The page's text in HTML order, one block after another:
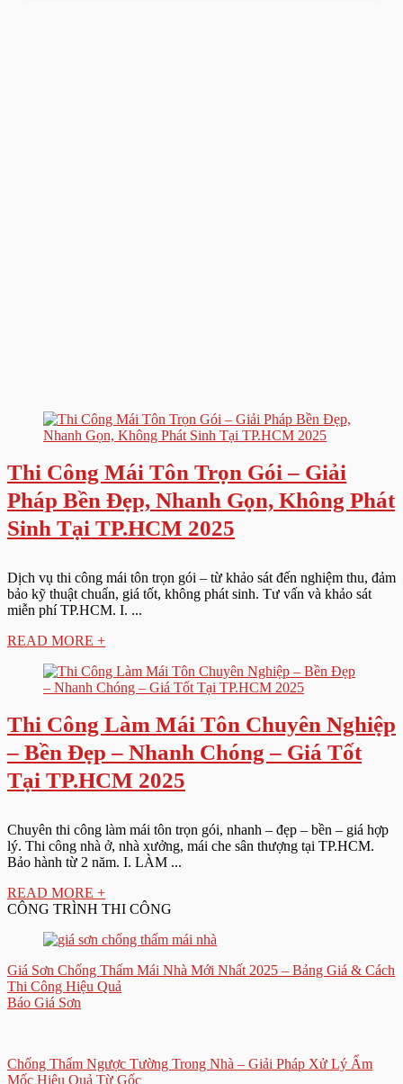
Thi Công Mái Tôn Trọn Gói – Giải
Pháp Bền Đẹp, Nhanh Gọn, Không Phát
Sinh Tại TP.HCM 2025
Dịch vụ thi công mái tôn trọn gói – từ khảo sát đến nghiệm thu, đảm
bảo kỹ thuật chuẩn, giá tốt, không phát sinh. Tư vấn và khảo sát
miễn phí TP.HCM. I. ...
READ MORE +
Thi Công Làm Mái Tôn Chuyên Nghiệp
– Bền Đẹp – Nhanh Chóng – Giá Tốt
Tại TP.HCM 2025
Chuyên thi công làm mái tôn trọn gói, nhanh – đẹp – bền – giá hợp
lý. Thi công nhà ở, nhà xưởng, mái che sân thượng tại TP.HCM.
Bảo hành từ 2 năm. I. LÀM ...
READ MORE +
CÔNG TRÌNH THI CÔNG
Giá Sơn Chống Thấm Mái Nhà Mới Nhất 2025 – Bảng Giá & Cách
Thi Công Hiệu Quả
Báo Giá Sơn
Chống Thấm Ngược Tường Trong Nhà – Giải Pháp Xử Lý Ẩm
Mốc Hiệu Quả Từ Gốc